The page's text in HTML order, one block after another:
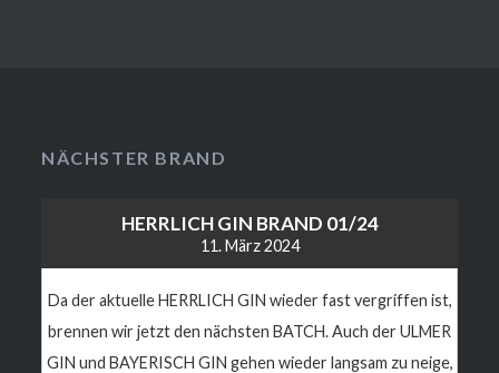
NÄCHSTER BRAND
HERRLICH GIN BRAND 01/24
11. März 2024
Da der aktuelle HERRLICH GIN wieder fast vergriffen ist,
brennen wir jetzt den nächsten BATCH. Auch der ULMER
GIN und BAYERISCH GIN gehen wieder langsam zu neige,